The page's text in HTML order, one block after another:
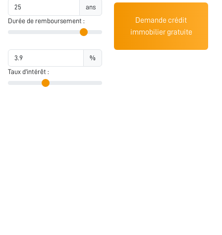
ans
Durée de remboursement :
%
Taux d'intérêt :
Demande crédit
immobilier gratuite